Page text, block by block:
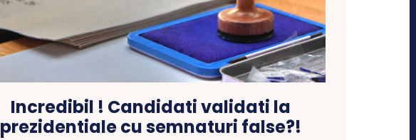
Incredibil ! Candidati validati la
prezidentiale cu semnaturi false?!